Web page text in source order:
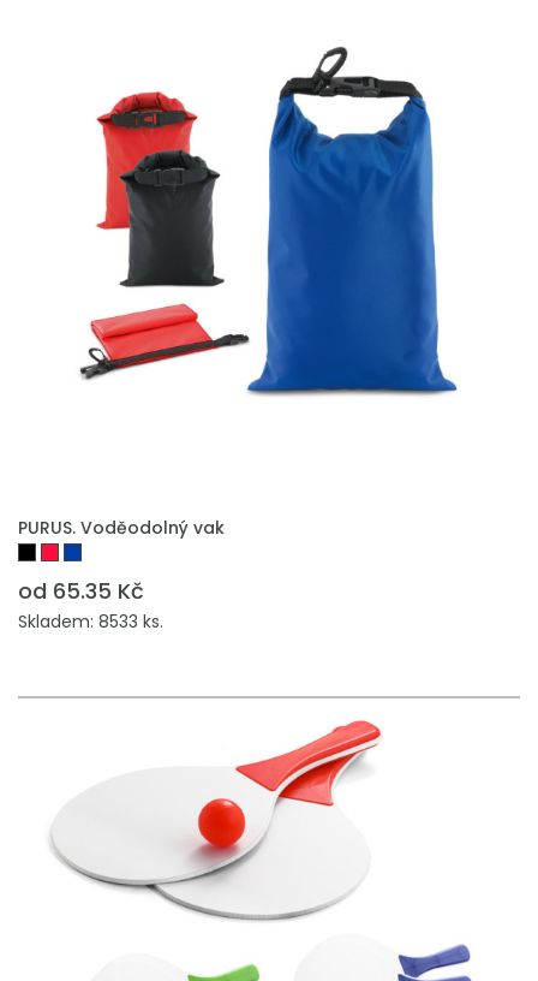
PURUS. Voděodolný vak
od 65.35 Kč
Skladem: 8533 ks.